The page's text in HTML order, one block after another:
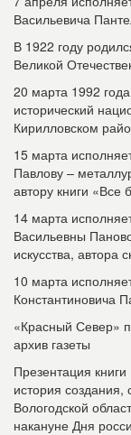
Васильевича
В 1922 году
Великой
20 марта 1992
исторический
Кирилловском
15 марта
Павлову –
автору книги «Все
14 марта
Васильевны
искусства, автора
10 марта
Константиновича
«Красный Север»
архив газеты
Презентация
история
Вологодской
накануне Дня